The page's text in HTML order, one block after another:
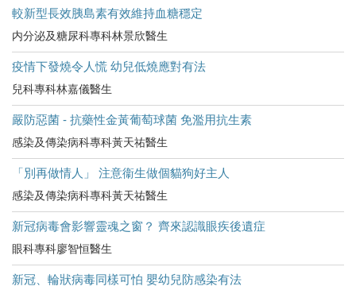
較新型長效胰島素有效維持血糖穩定
内分泌及糖尿科專科林景欣醫生
疫情下發燒令人慌 幼兒低燒應對有法
兒科專科林嘉儀醫生
嚴防惡菌 - 抗藥性金黃葡萄球菌 免濫用抗生素
感染及傳染病科專科黃天祐醫生
「別再做情人」 注意衞生做個貓狗好主人
感染及傳染病科專科黃天祐醫生
新冠病毒會影響靈魂之窗？ 齊來認識眼疾後遺症
眼科專科廖智恒醫生
新冠、輪狀病毒同樣可怕 嬰幼兒防感染有法